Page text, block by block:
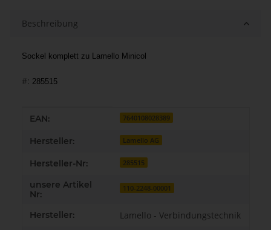
Beschreibung
Sockel komplett zu Lamello Minicol
#: 285515
Produkteigenschaft
Wert
EAN: 7640108028389
Hersteller: Lamello AG
Hersteller-Nr: 285515
unsere Artikel
Nr:
110-2248-00001
Hersteller: Lamello - Verbindungstechnik